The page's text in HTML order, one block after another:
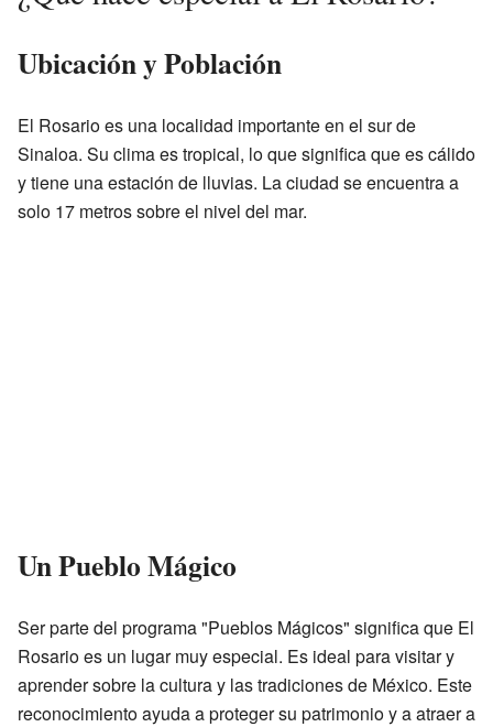
Ubicación y Población
El Rosario es una localidad importante en el sur de
Sinaloa. Su clima es tropical, lo que significa que es cálido
y tiene una estación de lluvias. La ciudad se encuentra a
solo 17 metros sobre el nivel del mar.
Un Pueblo Mágico
Ser parte del programa "Pueblos Mágicos" significa que El
Rosario es un lugar muy especial. Es ideal para visitar y
aprender sobre la cultura y las tradiciones de México. Este
reconocimiento ayuda a proteger su patrimonio y a atraer a